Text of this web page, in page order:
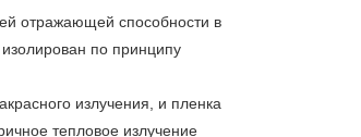
отражающей способности в
по принципу
излучения, и пленка
тепловое излучение